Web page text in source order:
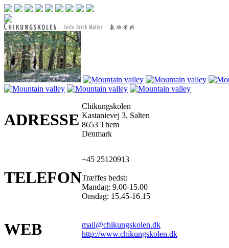
ADRESSE
Chikungskolen
Kastanievej 3, Salten
8653 Them
Denmark
TELEFON
+45 25120913
Træffes bedst:
Mandag: 9.00-15.00
Onsdag: 15.45-16.15
WEB
mail@chikungskolen.dk
http://www.chikungskolen.dk